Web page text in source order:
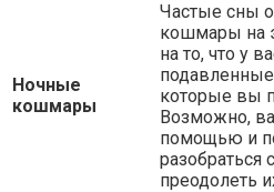
Ночные
кошмары
Частые сны
кошмары на
на то, что у
которые вы
Возможно,
помощью и
разобраться
преодолеть